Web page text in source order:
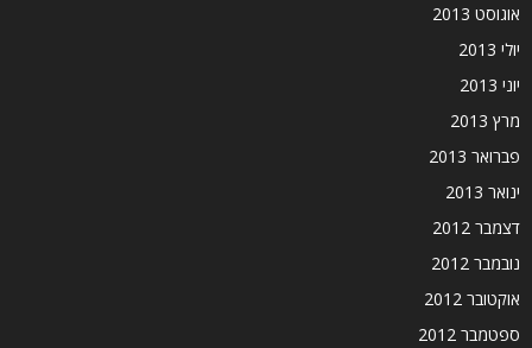
אוגוסט 2013
יולי 2013
יוני 2013
מרץ 2013
פברואר 2013
ינואר 2013
דצמבר 2012
נובמבר 2012
אוקטובר 2012
ספטמבר 2012